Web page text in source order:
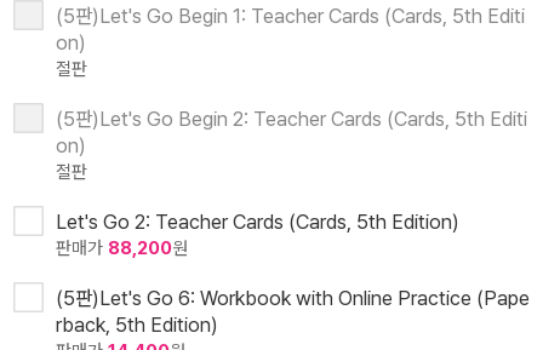
(5판)Let's Go Begin 1: Teacher Cards (Cards, 5th Editi
on)
절판
(5판)Let's Go Begin 2: Teacher Cards (Cards, 5th Editi
on)
절판
Let's Go 2: Teacher Cards (Cards, 5th Edition)
판매가 88,200원
(5판)Let's Go 6: Workbook with Online Practice (Pape
rback, 5th Edition)